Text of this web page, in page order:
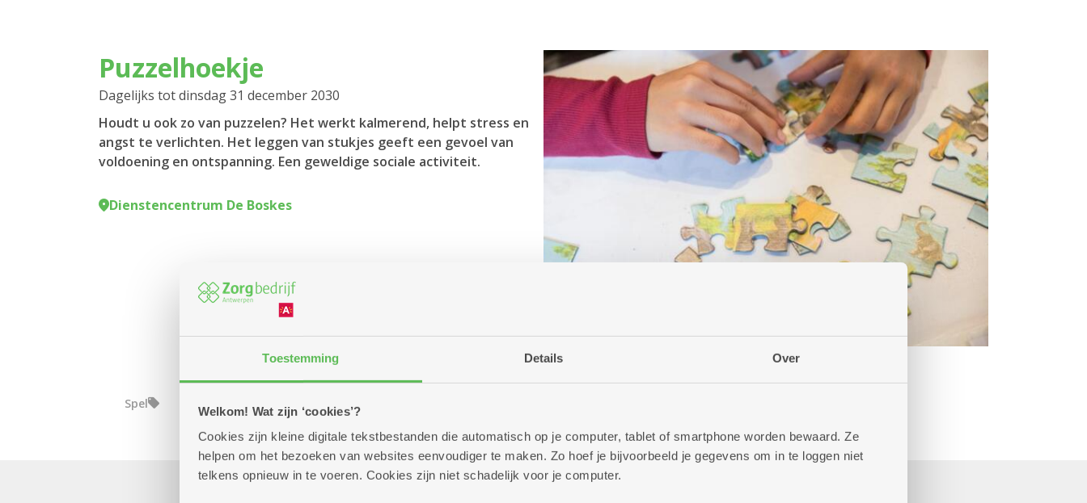
Toestemming Details Over
Welkom! Wat zijn ‘cookies’?
Cookies zijn kleine digitale tekstbestanden die automatisch op je computer, tablet of smartphone worden bewaard. Ze
helpen om het bezoeken van websites eenvoudiger te maken. Zo hoef je bijvoorbeeld je gegevens om in te loggen niet
telkens opnieuw in te voeren. Cookies zijn niet schadelijk voor je computer.
Puzzelhoekje
Dagelijks tot dinsdag 31 december 2030
Houdt u ook zo van puzzelen? Het werkt kalmerend, helpt stress en
angst te verlichten. Het leggen van stukjes geeft een gevoel van
voldoening en ontspanning. Een geweldige sociale activiteit.
Dienstencentrum De Boskes
Spel